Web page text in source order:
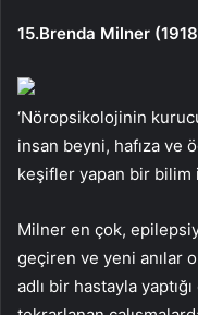
15.Brenda Milner
‘Nöropsikolojinin
insan beyni, hafıza ve
keşifler yapan bir bilim
Milner en çok,
geçiren ve yeni anılar
adlı bir hastayla